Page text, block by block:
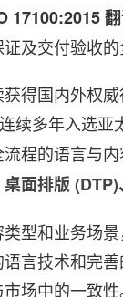
17100:2015
及交付验收
得国内外权
续多年入选亚
程的语言与
桌面排版 (DTP)
型和业务场
言技术和完
场中的一致性